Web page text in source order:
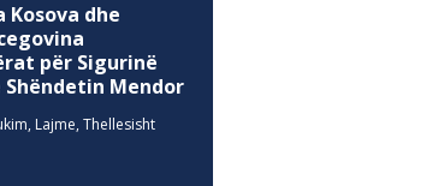
Kosova dhe
për Sigurinë
Mendor
, Lajme,Thellesisht